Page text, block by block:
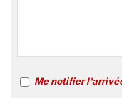
Me notifier